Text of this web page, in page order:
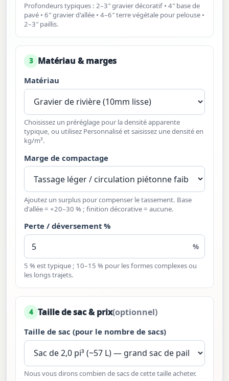
Profondeurs typiques : 2–3″ gravier décoratif • 4″ base de
pavé • 6″ gravier d'allée • 4–6″ terre végétale pour pelouse •
2–3″ paillis.
3 Matériau & marges
Matériau
Choisissez un préréglage pour la densité apparente
typique, ou utilisez Personnalisé et saisissez une densité en
kg/m³.
Marge de compactage
Ajoutez un surplus pour compenser le tassement. Base
d'allée = +20–30 % ; finition décorative = aucune.
Perte / déversement %
%
5 % est typique ; 10–15 % pour les formes complexes ou
les longs trajets.
4 Taille de sac & prix(optionnel)
Taille de sac (pour le nombre de sacs)
Nous vous dirons combien de sacs de cette taille acheter.